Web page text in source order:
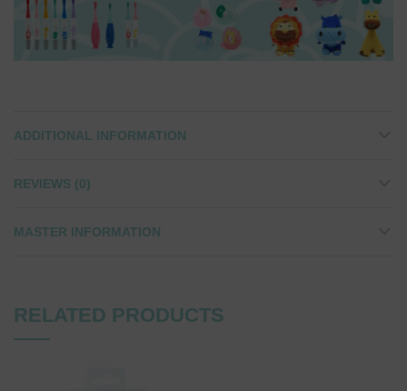
ADDITIONAL INFORMATION
REVIEWS (0)
MASTER INFORMATION
RELATED PRODUCTS